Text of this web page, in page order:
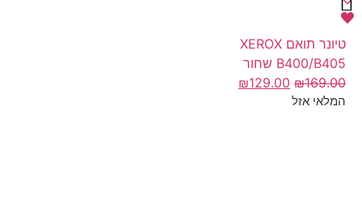
טיונר תואם XEROX
B400/B405 שחור
₪169.00
₪129.00
המלאי אזל